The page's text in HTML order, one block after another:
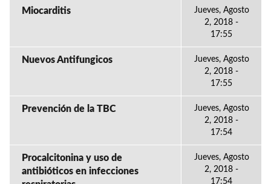
Miocarditis
Jueves, Agosto
2, 2018 -
17:55
Nuevos Antifungicos
Jueves, Agosto
2, 2018 -
17:55
Prevención de la TBC
Jueves, Agosto
2, 2018 -
17:54
Procalcitonina y uso de
antibióticos en infecciones
Jueves, Agosto
2, 2018 -
17:54